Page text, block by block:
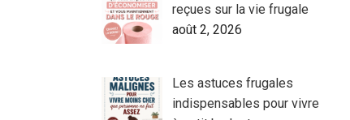
reçues sur la vie frugale
août 2, 2026
Les astuces frugales
indispensables pour vivre